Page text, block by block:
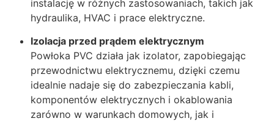
instalację w różnych zastosowaniach, takich jak
hydraulika, HVAC i prace elektryczne.
Izolacja przed prądem elektrycznym
Powłoka PVC działa jak izolator, zapobiegając
przewodnictwu elektrycznemu, dzięki czemu
idealnie nadaje się do zabezpieczania kabli,
komponentów elektrycznych i okablowania
zarówno w warunkach domowych, jak i